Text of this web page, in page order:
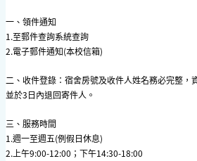
一、領件通知
1.至郵件查詢系統查詢
2.電子郵件通知(本校信箱)
二、收件登錄：宿舍房號及收件人姓名務必完整，
並於3日內退回寄件人。
三、服務時間
1.週一至週五(例假日休息)
2.上午9:00-12:00；下午14:30-18:00